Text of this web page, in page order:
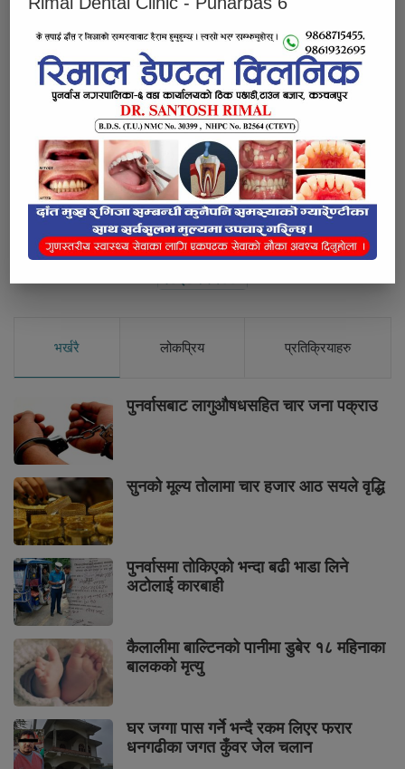
नेकपा एकिकृत समाजवादी र माओवादी केन्द्रको संयुक्त घरदैलो ? हेर्नुस
तस्बिरमा !
Below Comments Ad
भर्खरै लोकप्रिय प्रतिक्रियाहरु
पुनर्वासबाट लागुऔषधसहित चार जना पक्राउ
सुनको मूल्य तोलामा चार हजार आठ सयले वृद्धि
पुनर्वासमा तोकिएको भन्दा बढी भाडा लिने
अटोलाई कारबाही
कैलालीमा बाल्टिनको पानीमा डुबेर १८ महिनाका
बालकको मृत्यु
घर जग्गा पास गर्ने भन्दै रकम लिएर फरार
धनगढीका जगत कुँवर जेल चलान